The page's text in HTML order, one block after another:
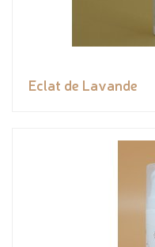
Eclat de Lavande